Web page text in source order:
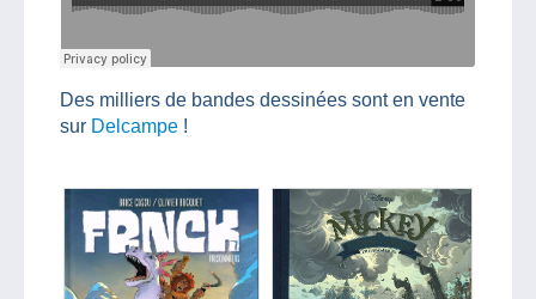
Des milliers de bandes dessinées sont en vente
sur Delcampe !